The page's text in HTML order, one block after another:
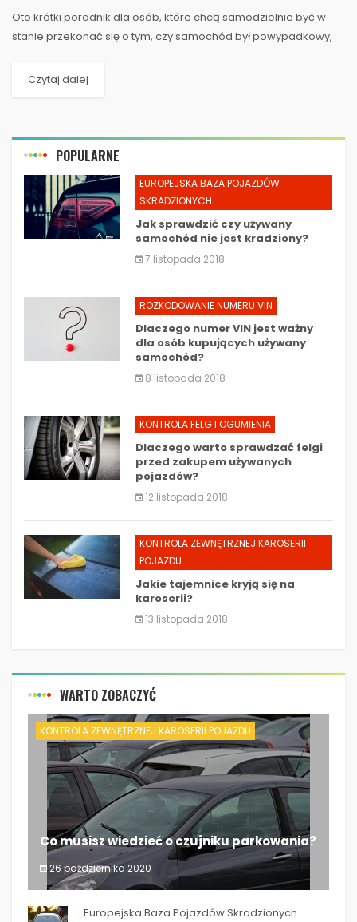
​Oto krótki poradnik dla osób, które chcą samodzielnie być w
stanie przekonać się o tym, czy samochód był powypadkowy,
Czytaj dalej
POPULARNE
EUROPEJSKA BAZA POJAZDÓW
SKRADZIONYCH
Jak sprawdzić czy używany
samochód nie jest kradziony?
7 listopada 2018
ROZKODOWANIE NUMERU VIN
Dlaczego numer VIN jest ważny
dla osób kupujących używany
samochód?
8 listopada 2018
KONTROLA FELG I OGUMIENIA
Dlaczego warto sprawdzać felgi
przed zakupem używanych
pojazdów?
12 listopada 2018
KONTROLA ZEWNĘTRZNEJ KAROSERII
POJAZDU
Jakie tajemnice kryją się na
karoserii?
13 listopada 2018
WARTO ZOBACZYĆ
KONTROLA ZEWNĘTRZNEJ KAROSERII POJAZDU
Co musisz wiedzieć o czujniku parkowania?
26 października 2020
Co musisz wiedzieć o czujniku parkowania?
Europejska Baza Pojazdów Skradzionych